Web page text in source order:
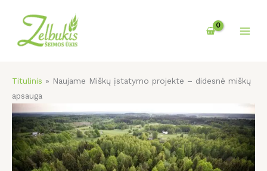
turinio
Titulinis » Naujame Miškų įstatymo projekte – didesnė miškų
apsauga